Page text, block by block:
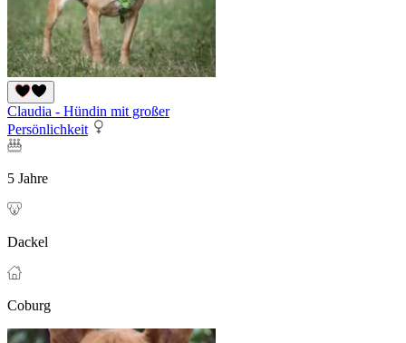
Claudia - Hündin mit großer
Persönlichkeit
5 Jahre
Dackel
Coburg